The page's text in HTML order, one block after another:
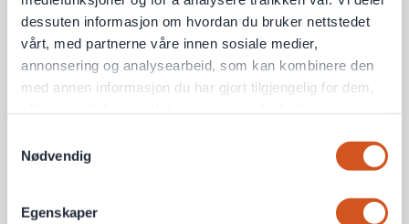
dessuten informasjon om hvordan du bruker nettstedet
vårt, med partnerne våre innen sosiale medier,
annonsering og analysearbeid, som kan kombinere den
med annen informasjon du har gjort tilgjengelig for dem,
Nødvendig
Egenskaper
Super B TB-TL01
Dekkspaker
36 kr
Park Tool TL-5
Dekkspaker i Stål